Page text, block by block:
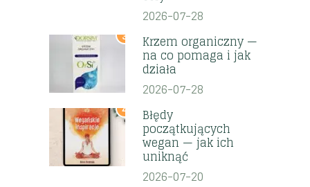
2026-07-28
3 Krzem organiczny —
na co pomaga i jak
działa
2026-07-28
4 Błędy
początkujących
wegan — jak ich
uniknąć
2026-07-20